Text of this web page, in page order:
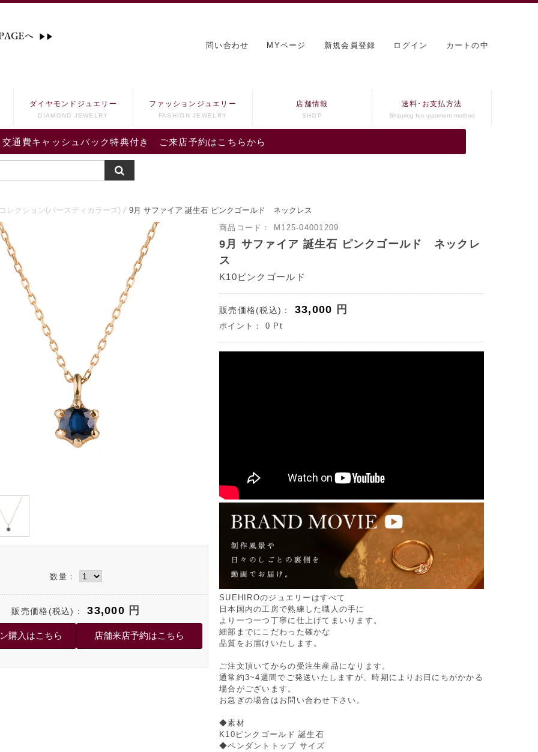
問い合わせ MYページ 新規会員登録 ログイン カートの中
交通費キャッシュバック特典付き ご来店予約はこちらから
ダイヤモンドジュエリー
DIAMOND JEWELRY
ファッションジュエリー
FASHION JEWELRY
店舗情報
SHOP
送料･お支払方法
Shipping fee･panment method
レクション(バースディカラーズ) 9月 サファイア 誕生石 ピンクゴールド ネックレス
数量：
販売価格(税込)： 33,000 円
商品コード： M125-04001209
9月 サファイア 誕生石 ピンクゴールド ネックレ
ス
K10ピンクゴールド
販売価格(税込)： 33,000 円
ポイント： 0 Pt
SUEHIROのジュエリーはすべて
日本国内の工房で熟練した職人の手に
より一つ一つ丁寧に仕上げてまいります。
細部までにこだわった確かな
品質をお届けいたします。
ご注文頂いてからの受注生産品になります。
通常約3~4週間でご発送いたしますが、時期によりお日にちがかかる
場合がございます。
お急ぎの場合はお問い合わせ下さい。
◆素材
K10ピンクゴールド 誕生石
◆ペンダントトップ サイズ